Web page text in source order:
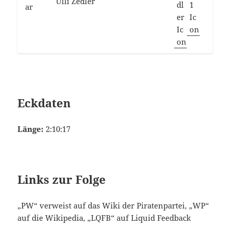
Eckdaten
Länge: 2:10:17
Links zur Folge
„PW“ verweist auf das Wiki der Piratenpartei, „WP“
auf die Wikipedia, „LQFB“ auf Liquid Feedback